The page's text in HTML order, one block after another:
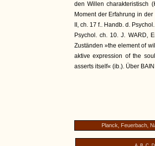
den Willen charakteristisch
Moment der Erfahrung in
II, ch. 17 f.. Handb. d.
Psychol. ch. 10. J. WARD,
Zuständen »the element of
aktive expression of the
asserts itself« (ib.). Über
Planck, Feuerbach,